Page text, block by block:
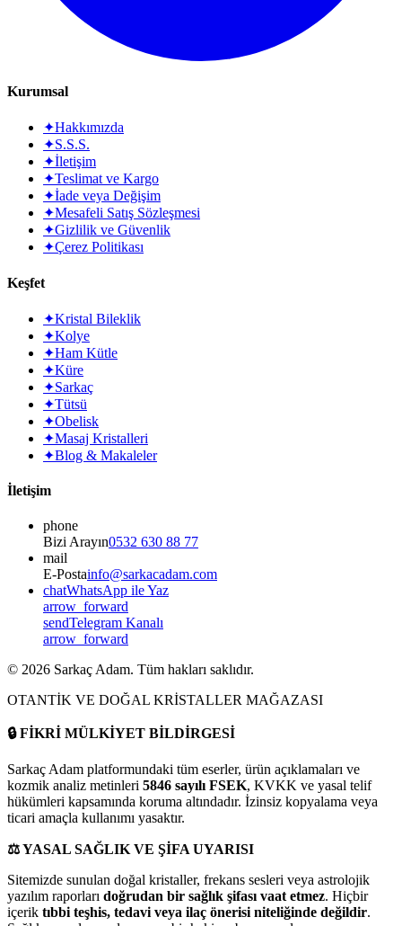
Kurumsal
✦Hakkımızda
✦S.S.S.
✦İletişim
✦Teslimat ve Kargo
✦İade veya Değişim
✦Mesafeli Satış Sözleşmesi
✦Gizlilik ve Güvenlik
✦Çerez Politikası
Keşfet
✦Kristal Bileklik
✦Kolye
✦Ham Kütle
✦Küre
✦Sarkaç
✦Tütsü
✦Obelisk
✦Masaj Kristalleri
✦Blog & Makaleler
İletişim
phone
Bizi Arayın0532 630 88 77
mail
E-Postainfo@sarkacadam.com
chatWhatsApp ile Yaz
arrow_forward
sendTelegram Kanalı
arrow_forward
© 2026 Sarkaç Adam. Tüm hakları saklıdır.
OTANTİK VE DOĞAL KRİSTALLER MAĞAZASI
🔒FİKRİ MÜLKİYET BİLDİRGESİ
Sarkaç Adam platformundaki tüm eserler, ürün açıklamaları ve
kozmik analiz metinleri 5846 sayılı FSEK, KVKK ve yasal telif
hükümleri kapsamında koruma altındadır. İzinsiz kopyalama veya
ticari amaçla kullanımı yasaktır.
⚖️YASAL SAĞLIK VE ŞİFA UYARISI
Sitemizde sunulan doğal kristaller, frekans sesleri veya astrolojik
yazılım raporları doğrudan bir sağlık şifası vaat etmez. Hiçbir
içerik tıbbi teşhis, tedavi veya ilaç önerisi niteliğinde değildir.